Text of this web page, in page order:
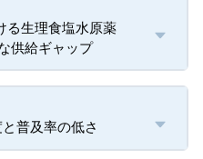
る生理食塩水原薬
供給ギャップ
普及率の低さ